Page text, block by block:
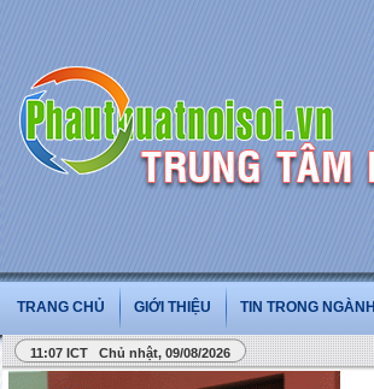
TRANG CHỦ GIỚI THIỆU TIN TRONG NGÀNH
11:07 ICT Chủ nhật, 09/08/2026